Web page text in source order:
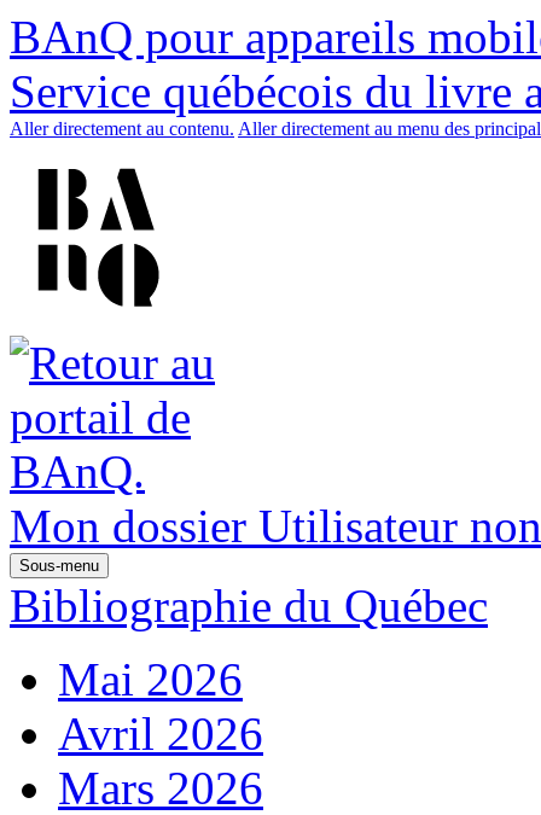
BAnQ pour appareils
Service québécois du livre
Aller directement au contenu. Aller directement au menu des
Mon dossier Utilisateur
Sous-menu
Bibliographie du Québec
Mai 2026
Avril 2026
Mars 2026